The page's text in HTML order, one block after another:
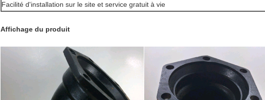
Facilité d'installation sur le site et service gratuit à vie
Affichage du produit